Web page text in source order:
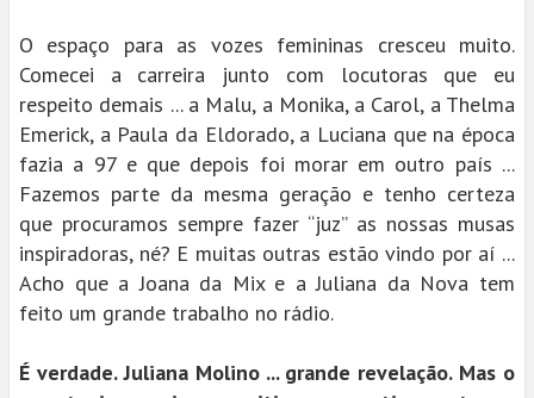
O espaço para as vozes femininas cresceu muito.
Comecei a carreira junto com locutoras que eu
respeito demais ... a Malu, a Monika, a Carol, a Thelma
Emerick, a Paula da Eldorado, a Luciana que na época
fazia a 97 e que depois foi morar em outro país ...
Fazemos parte da mesma geração e tenho certeza
que procuramos sempre fazer “juz” as nossas musas
inspiradoras, né? E muitas outras estão vindo por aí ...
Acho que a Joana da Mix e a Juliana da Nova tem
feito um grande trabalho no rádio.
É verdade. Juliana Molino ... grande revelação. Mas o